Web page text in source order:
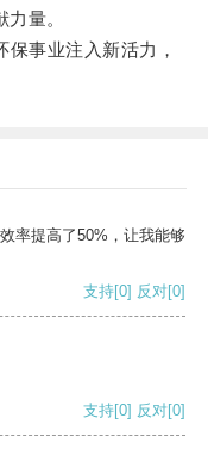
量。
事业注入新活力，
率提高了50%，让我能够
支持[0] 反对[0]
支持[0] 反对[0]